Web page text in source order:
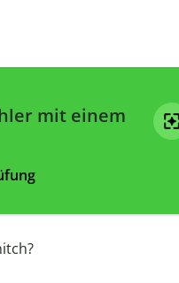
mit einem